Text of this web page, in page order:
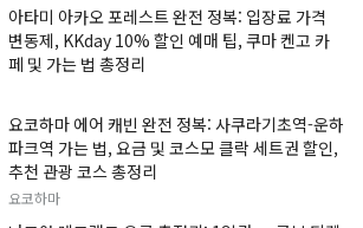
아타미 아카오 포레스트 완전 정복: 입장료 가격
변동제, KKday 10% 할인 예매 팁, 쿠마 켄고 카
페 및 가는 법 총정리
요코하마 에어 캐빈 완전 정복: 사쿠라기초역-운하
파크역 가는 법, 요금 및 코스모 클락 세트권 할인,
추천 관광 코스 총정리
요코하마